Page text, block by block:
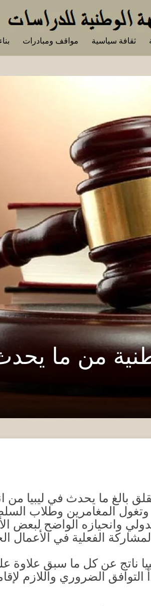
ثقافة سياسية مواقف ومبادرات
من ما
بالغ ما يحدث في ليبيا من
المغامرين وطلاب
وانحيازه الواضح
الفعلية في الأعمال
ناتج عن كل ما سبق علاوة
التوافق الضروري واللازم